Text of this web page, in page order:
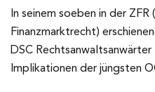
In seinem soeben in der
Finanzmarktrecht)
DSC Rechtsanwaltsanwärter
Implikationen der jüngsten